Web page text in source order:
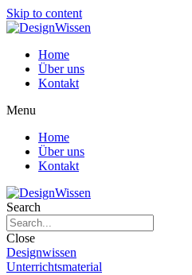
Skip to content
Home
Über uns
Kontakt
Menu
Home
Über uns
Kontakt
Search
Close
Designwissen
Unterrichtsmaterial